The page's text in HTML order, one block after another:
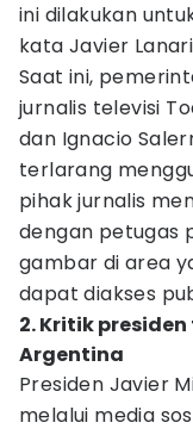
ini dilakukan
kata Javier
Saat ini,
jurnalis televisi
dan Ignacio
terlarang
pihak jurnalis
dengan petugas
gambar di area
dapat diakses
2. Kritik
Argentina
Presiden Javier
melalui media